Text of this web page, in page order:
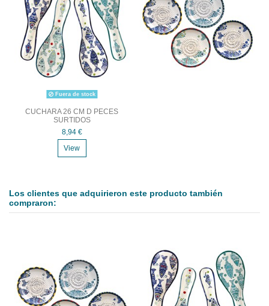
Fuera de stock
CUCHARA 26 CM D PECES
SURTIDOS
8,94 €
View
Los clientes que adquirieron este producto también
compraron: